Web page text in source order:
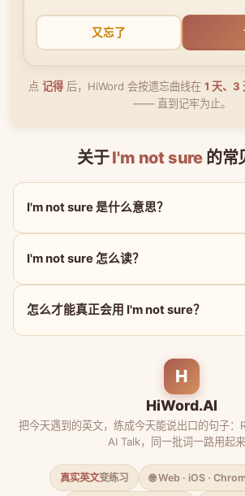
又忘了
点 记得后，HiWord 会按遗忘曲线在 1 天、3
—— 直到记牢为止。
关于I'm not sure 的常
I'm not sure 是什么意思？
I'm not sure 怎么读？
怎么才能真正会用 I'm not sure？
H
HiWord.AI
把今天遇到的英文，练成今天能说出口的句子
AI Talk，同一批词一路用起来
真实英文变练习 🌐 Web · iOS ·